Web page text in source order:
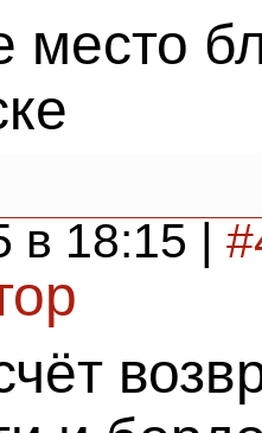
место
в 18:15 |